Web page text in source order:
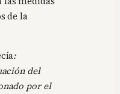
de la
:
del
por el